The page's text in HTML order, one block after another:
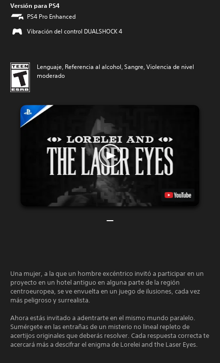
Versión para PS4
PS4 Pro Enhanced
Vibración del control DUALSHOCK 4
Lenguaje, Referencia al alcohol, Sangre, Violencia de nivel
moderado
Una mujer, a la que un hombre excéntrico invitó a participar en un
proyecto en un hotel antiguo en alguna parte de la región
centroeuropea, se ve envuelta en un juego de ilusiones, cada vez
más peligroso y surrealista.
Ahora estás invitado a adentrarte en el mismo mundo paralelo.
Sumérgete en las entrañas de un misterio no lineal repleto de
acertijos originales que deberás resolver. Cada respuesta correcta te
acercará más a descifrar el enigma de Lorelei and the Laser Eyes.